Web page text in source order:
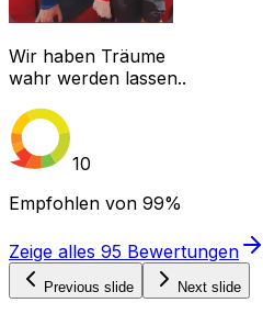
Wir haben Träume
wahr werden lassen..
10
Empfohlen von 99%
Zeige alles 95 Bewertungen
Previous slide Next slide